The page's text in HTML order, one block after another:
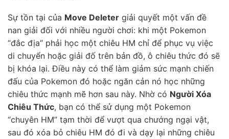
Sự tồn tại của Move Deleter giải quyết một vấn đề
nan giải đối với nhiều người chơi: khi một Pokemon
“đắc địa” phải học một chiêu HM chỉ để phục vụ việc
di chuyển hoặc giải đố trên bản đồ, ô chiêu thức đó sẽ
bị khóa lại. Điều này có thể làm giảm sức mạnh chiến
đấu của Pokemon đó hoặc ngăn cản nó học những
chiêu thức mạnh mẽ hơn sau này. Nhờ có Người Xóa
Chiêu Thức, bạn có thể sử dụng một Pokemon
“chuyên HM” tạm thời để vượt qua chướng ngại vật,
sau đó xóa bỏ chiêu HM đó đi và dạy lại những chiêu